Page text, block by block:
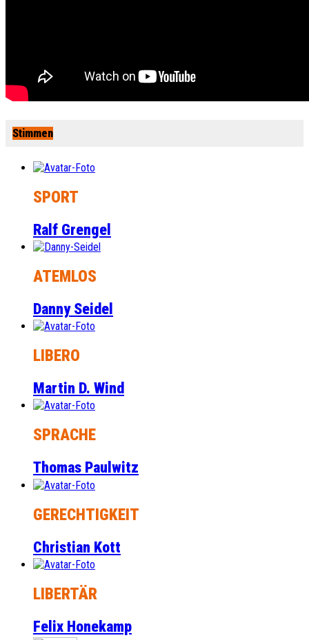
Stimmen
SPORT
Ralf Grengel
ATEMLOS
Danny Seidel
LIBERO
Martin D. Wind
SPRACHE
Thomas Paulwitz
GERECHTIGKEIT
Christian Kott
LIBERTÄR
Felix Honekamp